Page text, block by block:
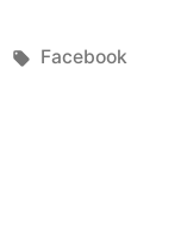
Tags:
Facebook